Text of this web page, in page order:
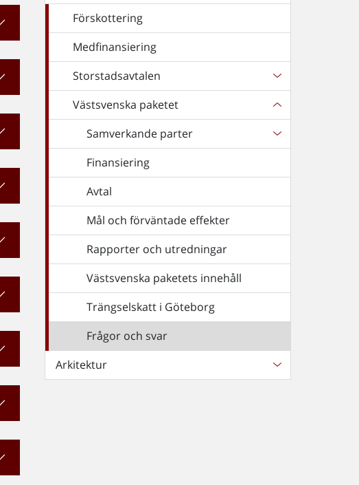
Förskottering
Medfinansiering
Storstadsavtalen
Västsvenska paketet
Samverkande parter
Finansiering
Avtal
Mål och förväntade effekter
Rapporter och utredningar
Västsvenska paketets innehåll
Trängselskatt i Göteborg
Frågor och svar
Arkitektur